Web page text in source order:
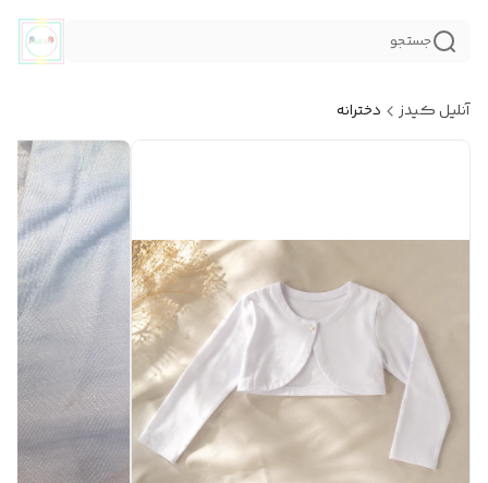
جستجو
آنلیل کیدز دخترانه